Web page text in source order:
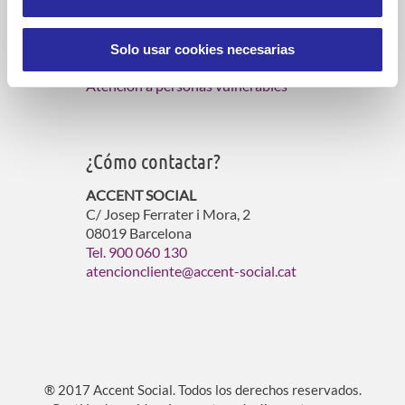
Solo usar cookies necesarias
Servicios de atención domiciliaria
Gestión de residencias para mayores
Atención a personas vulnerables
¿Cómo contactar?
ACCENT SOCIAL
C/ Josep Ferrater i Mora, 2
08019 Barcelona
Tel. 900 060 130
atencioncliente@accent-social.cat
® 2017 Accent Social. Todos los derechos reservados.